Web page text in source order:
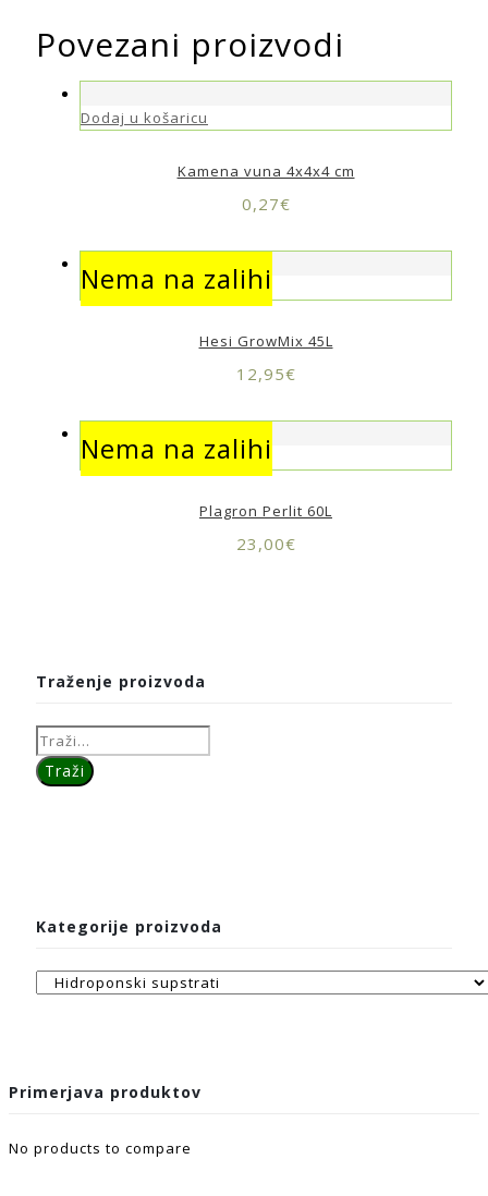
Povezani proizvodi
Dodaj u košaricu
Kamena vuna 4x4x4 cm
0,27€
Nema na zalihi
Nema na zalihi
Hesi GrowMix 45L
12,95€
Nema na zalihi
Nema na zalihi
Plagron Perlit 60L
23,00€
Traženje proizvoda
Kategorije proizvoda
Primerjava produktov
No products to compare